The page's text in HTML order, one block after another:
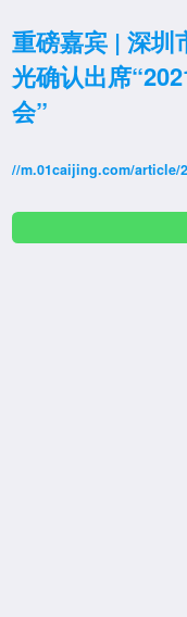
重磅嘉宾 | 深圳
光确认出席
会”
//m.01caijing.com/article/